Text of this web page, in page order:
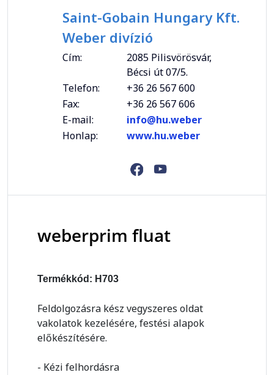
Saint-Gobain Hungary Kft.
Weber divízió
Cím:
2085 Pilisvörösvár,
Bécsi út 07/5.
Telefon:
+36 26 567 600
Fax:
+36 26 567 606
E-mail:
info@hu.weber
Honlap:
www.hu.weber
weberprim fluat
Termékkód: H703
Feldolgozásra kész vegyszeres oldat
vakolatok kezelésére, festési alapok
előkészítésére.
- Kézi felhordásra